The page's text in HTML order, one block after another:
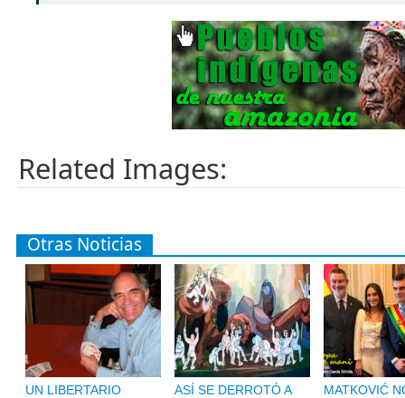
Related Images:
Otras Noticias
UN LIBERTARIO
ASÍ SE DERROTÓ A
MATKOVIĆ